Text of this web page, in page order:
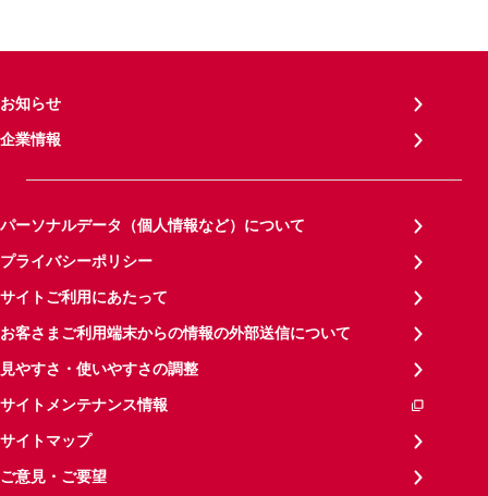
お知らせ
企業情報
パーソナルデータ（個人情報など）について
プライバシーポリシー
サイトご利用にあたって
お客さまご利用端末からの情報の外部送信について
見やすさ・使いやすさの調整
サイトメンテナンス情報
サイトマップ
ご意見・ご要望